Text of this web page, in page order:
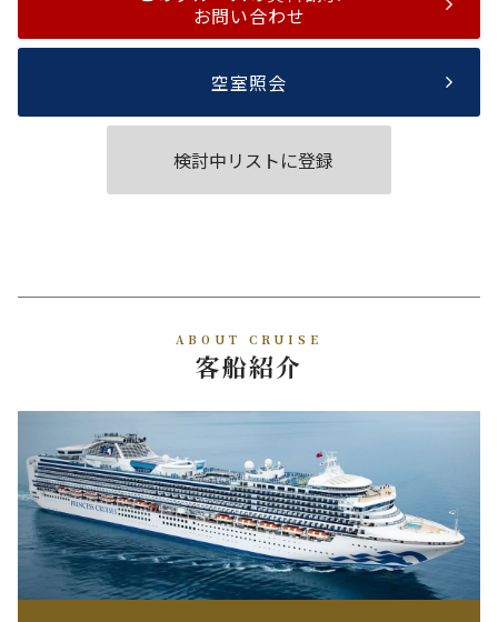
お問い合わせ
空室照会
検討中リストに登録
ABOUT CRUISE
客船紹介